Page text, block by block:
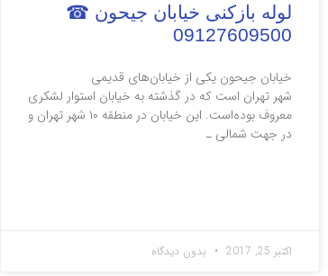
لوله بازکنی خیابان جیحون ☎
09127609500
خیابان جیحون یکی از خیابان‌های قدیمی
شهر تهران است که در گذشته به خیابان استوار لشکری
معروف بوده‌است. این خیابان در منطقه ۱۰ شهر تهران و
در جهت شمالی ـ
اکتبر 25, 2017 بدون دیدگاه